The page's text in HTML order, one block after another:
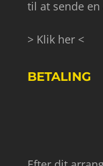
til at sende
> Klik her <
BETALING